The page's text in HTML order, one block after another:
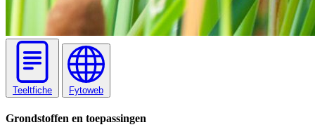
Teeltfiche Fytoweb
Grondstoffen en toepassingen